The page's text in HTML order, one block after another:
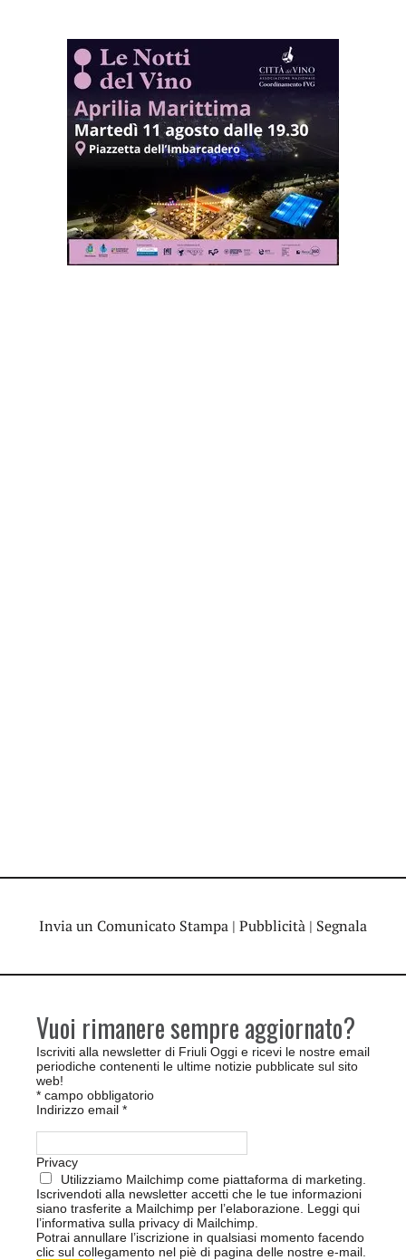
Invia un Comunicato Stampa | Pubblicità | Segnala
Vuoi rimanere sempre aggiornato?
Iscriviti alla newsletter di Friuli Oggi e ricevi le nostre email
periodiche contenenti le ultime notizie pubblicate sul sito
web!
* campo obbligatorio
Indirizzo email *
Privacy
Utilizziamo Mailchimp come piattaforma di marketing.
Iscrivendoti alla newsletter accetti che le tue informazioni
siano trasferite a Mailchimp per l’elaborazione. Leggi qui
l’informativa sulla privacy di Mailchimp
Potrai annullare l’iscrizione in qualsiasi momento facendo
clic sul collegamento nel piè di pagina delle nostre e-mail.